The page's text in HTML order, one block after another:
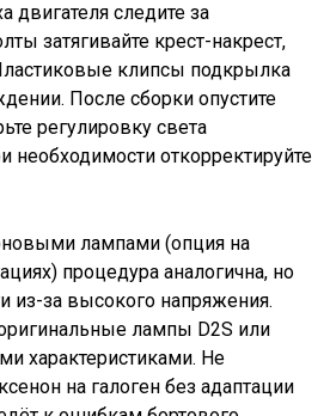
двигателя следите за
затягивайте крест-накрест,
клипсы подкрылка
После сборки опустите
регулировку света
необходимости откорректируйте
лампами (опция на
процедура аналогична, но
из-за высокого напряжения.
лампы D2S или
характеристиками. Не
на галоген без адаптации